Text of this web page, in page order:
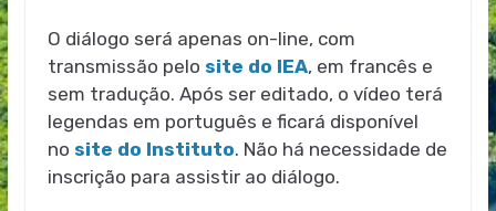
O diálogo será apenas on-line, com
transmissão pelo site do IEA, em francês e
sem tradução. Após ser editado, o vídeo terá
legendas em português e ficará disponível
no site do Instituto. Não há necessidade de
inscrição para assistir ao diálogo.